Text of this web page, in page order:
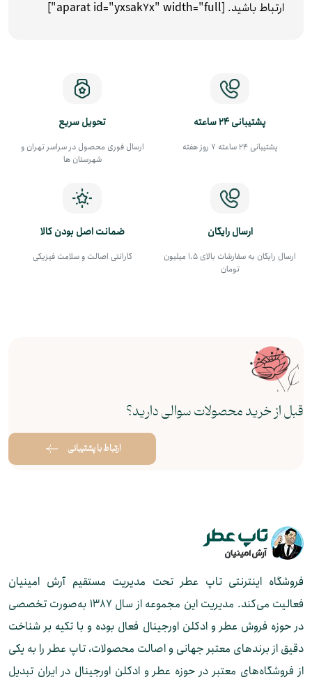
ارتباط باشید. [aparat id="yxsak7x" width="full"]
پشتیبانی 24 ساعته
پشتیبانی 24 ساعته 7 روز هفته
تحویل سریع
ارسال فوری محصول در سراسر تهران و
شهرستان ها
ارسال رایگان
ارسال رایگان به سفارشات بالای 1.5 میلیون
تومان
ضمانت اصل بودن کالا
گارانتی اصالت و سلامت فیزیکی
قبل از خرید محصولات سوالی دارید؟
ارتباط با پشتیبانی
فروشگاه اینترنتی تاپ عطر تحت مدیریت مستقیم آرش امینیان
فعالیت می‌کند. مدیریت این مجموعه از سال ۱۳۸۷ به‌صورت تخصصی
در حوزه فروش عطر و ادکلن اورجینال فعال بوده و با تکیه بر شناخت
دقیق از برندهای معتبر جهانی و اصالت محصولات، تاپ عطر را به یکی
از فروشگاه‌های معتبر در حوزه عطر و ادکلن اورجینال در ایران تبدیل